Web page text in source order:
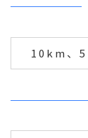
10km、